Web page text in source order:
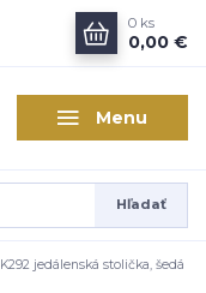
Menu
Hľadať
0 ks
0,00 €
K292 jedálenská stolička, šedá